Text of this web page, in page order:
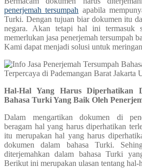
penerjemah tersumpah apabila
Turki. Dengan tujuan biar dokumen itu
negara. Akan tetapi hal ini termasuk
memerlukan jasa penerjemah tersumpah
Kami dapat menjadi solusi untuk
Hal-Hal Yang Harus Diperhatikan
Bahasa Turki Yang Baik Oleh
Dalam mengartikan dokumen di
beragam hal yang harus diperhatikan
itu merupakan hal yang harus
dokumen dalam bahasa Turki.
diterjemahkan dalam bahasa Turki
Berikut ini merupakan ulasan tentang hal-